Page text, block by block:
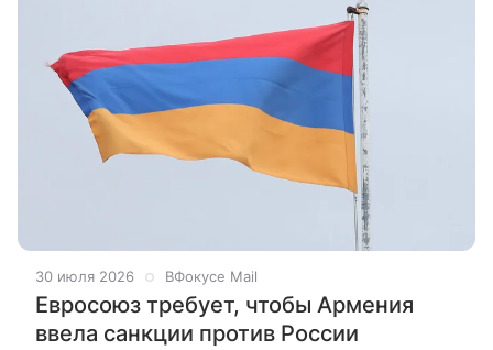
30 июля 2026 ВФокусе Mail
Евросоюз требует, чтобы Армения
ввела санкции против России